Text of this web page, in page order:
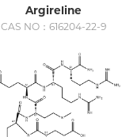
Argireline
CAS NO：616204-22-9